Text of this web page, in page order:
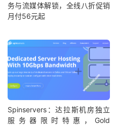
务与流媒体解锁，全线八折促销
月付56元起
Spinservers：达拉斯机房独立
服务器限时特惠，Gold